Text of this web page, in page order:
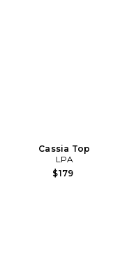
Cassia Top
LPA
$179